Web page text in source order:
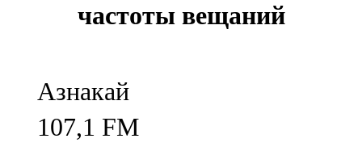
частоты вещаний
Азнакай
107,1 FM